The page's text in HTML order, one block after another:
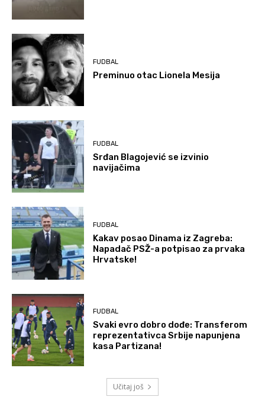
FUDBAL
Preminuo otac Lionela Mesija
FUDBAL
Srđan Blagojević se izvinio
navijačima
FUDBAL
Kakav posao Dinama iz Zagreba:
Napadač PSŽ-a potpisao za prvaka
Hrvatske!
FUDBAL
Svaki evro dobro dođe: Transferom
reprezentativca Srbije napunjena
kasa Partizana!
Učitaj još